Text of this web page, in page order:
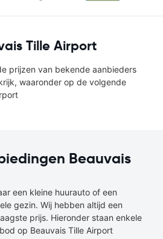
Tille Airport
prijzen van bekende aanbieders
waaronder op de volgende
Beauvais
een kleine huurauto of een
gezin. Wij hebben altijd een
prijs. Hieronder staan enkele
op Beauvais Tille Airport